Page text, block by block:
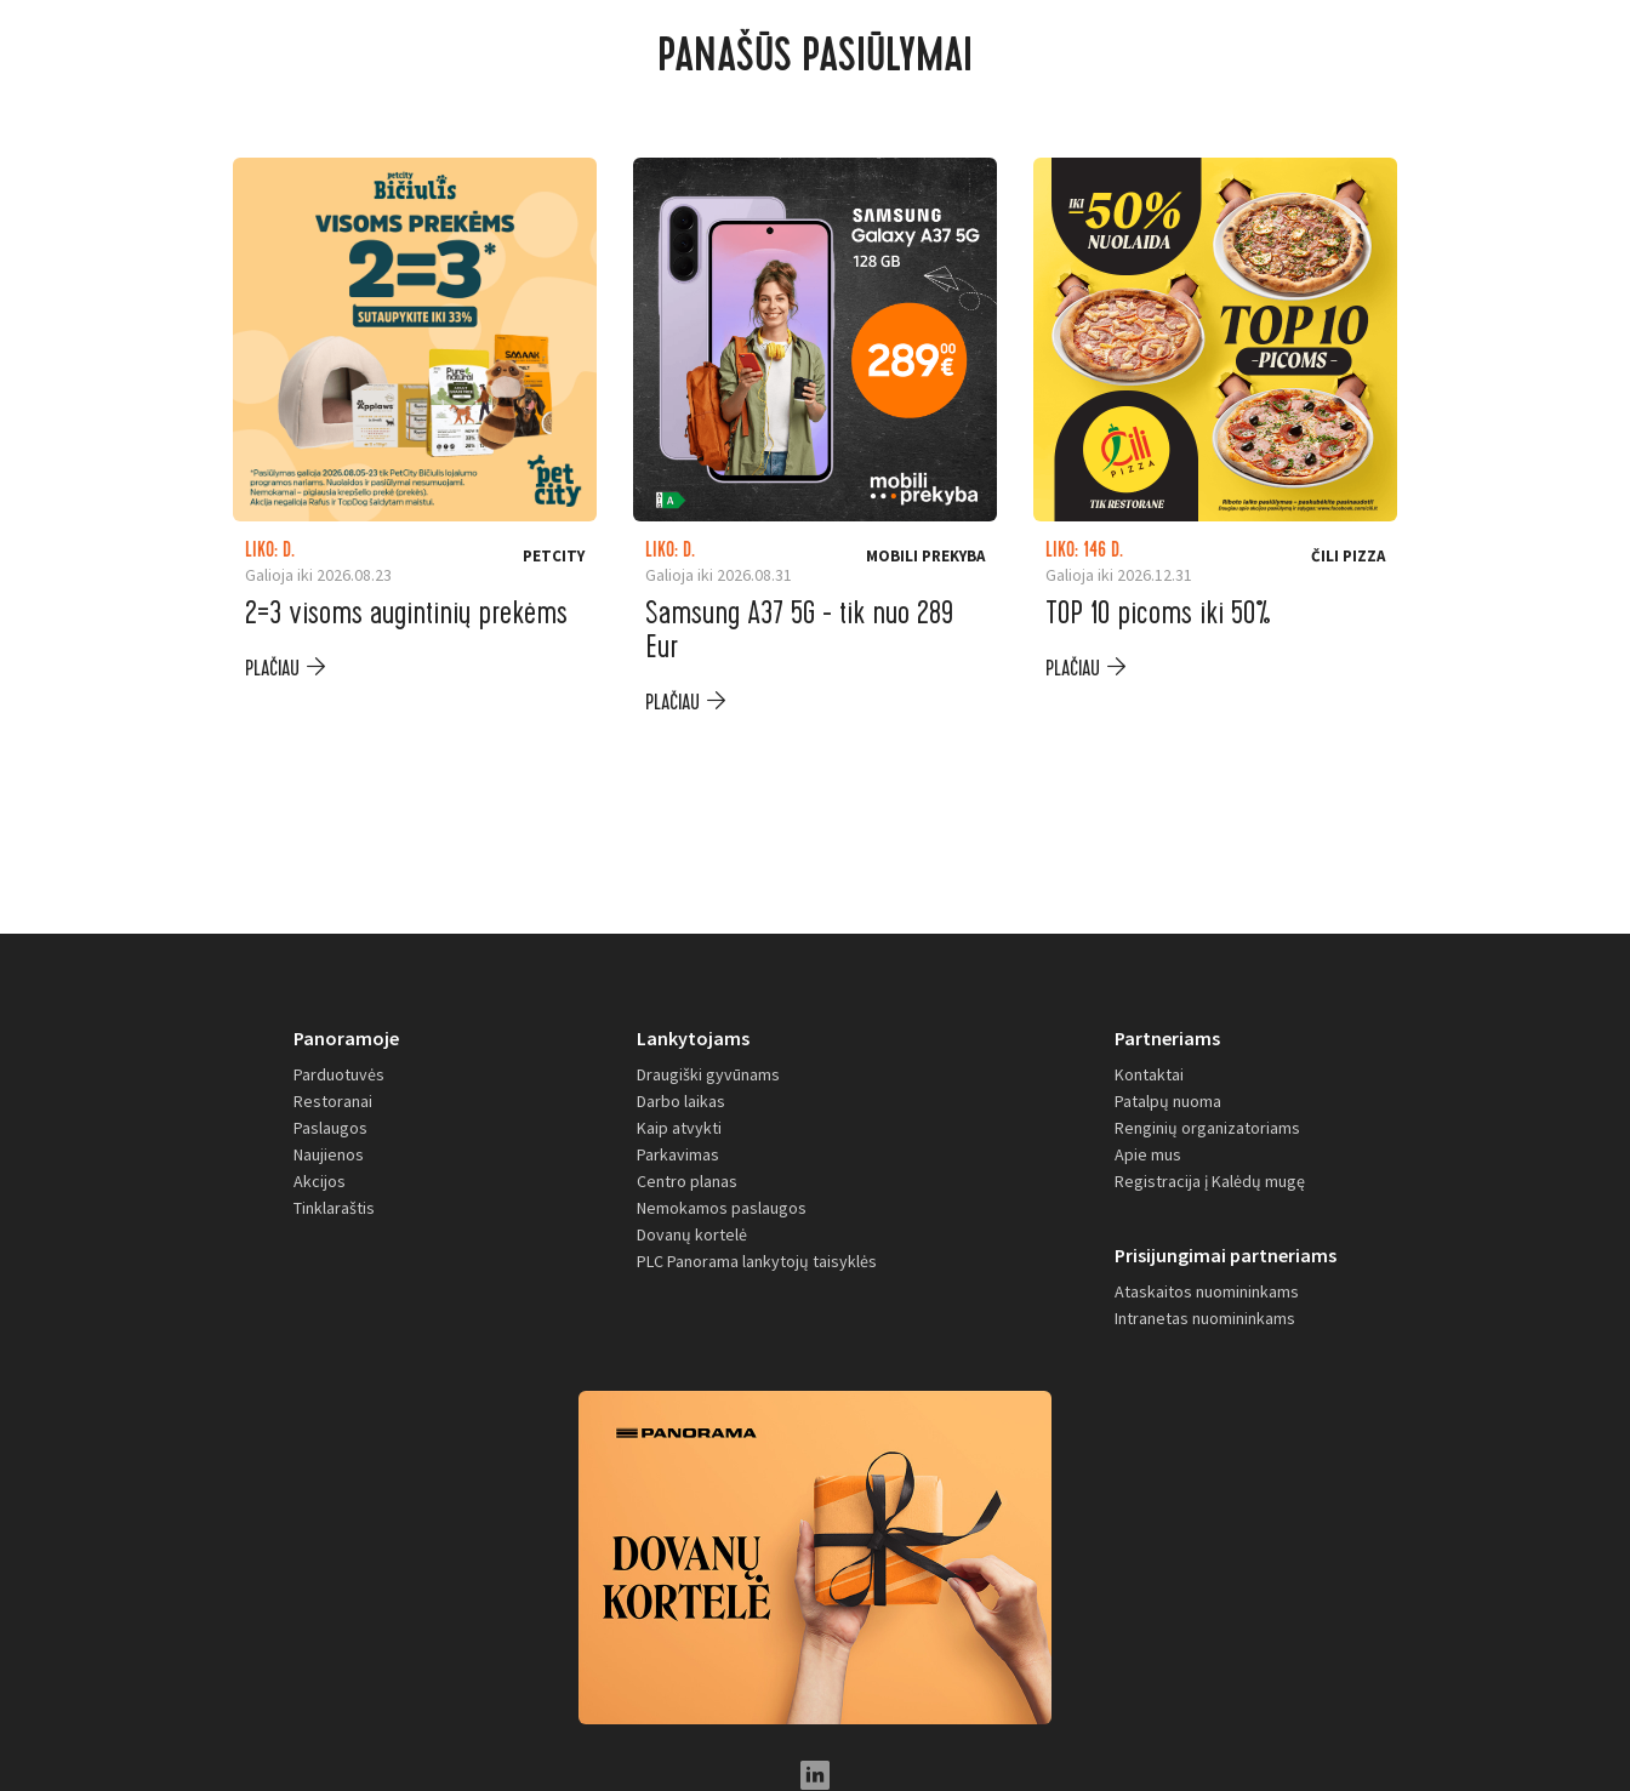
PANAŠŪS PASIŪLYMAI
LIKO: D.
Galioja iki 2026.08.23
PETCITY
2=3 visoms augintinių prekėms
PLAČIAU
LIKO: D.
Galioja iki 2026.08.31
MOBILI PREKYBA
Samsung A37 5G - tik nuo 289
Eur
PLAČIAU
LIKO: 146 D.
Galioja iki 2026.12.31
ČILI PIZZA
TOP 10 picoms iki 50%
PLAČIAU
Panoramoje
Parduotuvės
Restoranai
Paslaugos
Naujienos
Akcijos
Tinklaraštis
Lankytojams
Draugiški gyvūnams
Darbo laikas
Kaip atvykti
Parkavimas
Centro planas
Nemokamos paslaugos
Dovanų kortelė
PLC Panorama lankytojų taisyklės
Partneriams
Kontaktai
Patalpų nuoma
Renginių organizatoriams
Apie mus
Registracija į Kalėdų mugę
Prisijungimai partneriams
Ataskaitos nuomininkams
Intranetas nuomininkams